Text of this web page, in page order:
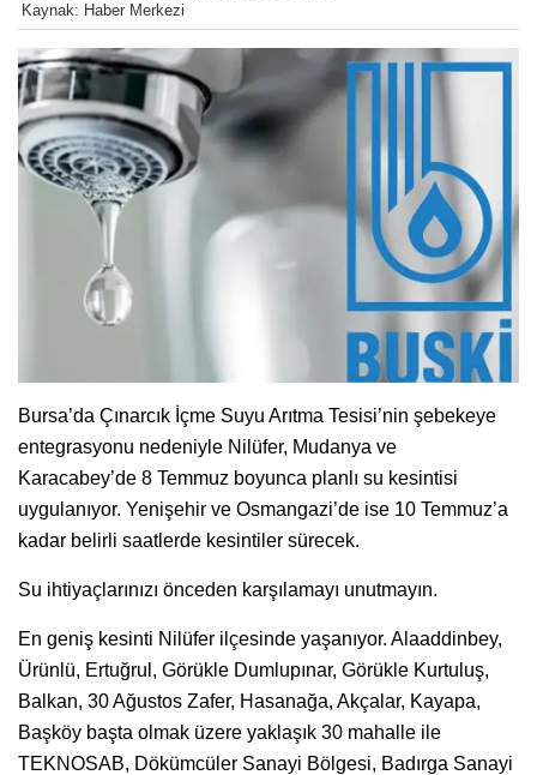
Kaynak: Haber Merkezi
Bursa’da Çınarcık İçme Suyu Arıtma Tesisi’nin şebekeye
entegrasyonu nedeniyle Nilüfer, Mudanya ve
Karacabey’de 8 Temmuz boyunca planlı su kesintisi
uygulanıyor. Yenişehir ve Osmangazi’de ise 10 Temmuz’a
kadar belirli saatlerde kesintiler sürecek.
Su ihtiyaçlarınızı önceden karşılamayı unutmayın.
En geniş kesinti Nilüfer ilçesinde yaşanıyor. Alaaddinbey,
Ürünlü, Ertuğrul, Görükle Dumlupınar, Görükle Kurtuluş,
Balkan, 30 Ağustos Zafer, Hasanağa, Akçalar, Kayapa,
Başköy başta olmak üzere yaklaşık 30 mahalle ile
TEKNOSAB, Dökümcüler Sanayi Bölgesi, Badırga Sanayi